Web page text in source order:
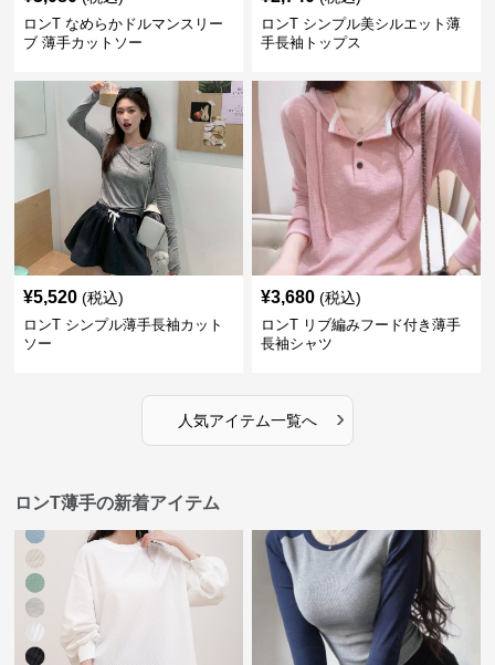
ロンT なめらかドルマンスリー
ブ 薄手カットソー
ロンT シンプル美シルエット薄
手長袖トップス
¥5,520 (税込)
ロンT シンプル薄手長袖カット
ソー
¥3,680 (税込)
ロンT リブ編みフード付き薄手
長袖シャツ
人気アイテム一覧へ ›
ロンT薄手の新着アイテム